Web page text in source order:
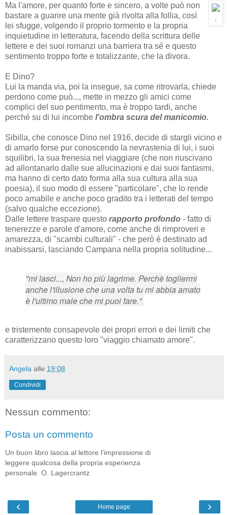
,
Ma l'amore, per quanto forte e sincero, a volte può non
bastare a guarire una mente già rivolta alla follia, così
lei sfugge, volgendo il proprio tormento e la propria
inquietudine in letteratura, facendo della scrittura delle
lettere e dei suoi romanzi una barriera tra sé e questo
sentimento troppo forte e totalizzante, che la divora.
E Dino?
Lui la manda via, poi la insegue, sa come ritrovarla, chiede
perdono come può..., mette in mezzo gli amici come
complici del suo pentimento, ma è troppo tardi, anche
perché su di lui incombe l'ombra scura del manicomio.
Sibilla, che conosce Dino nel 1916, decide di stargli vicino e
di amarlo forse pur conoscendo la nevrastenia di lui, i suoi
squilibri, la sua frenesia nel viaggiare (che non riuscivano
ad allontanarlo dalle sue allucinazioni e dai suoi fantasmi,
ma hanno di certo dato forma alla sua cultura alla sua
poesia), il suo modo di essere "particolare", che lo rende
poco amabile e anche poco gradito tra i letterati del tempo
(salvo qualche eccezione).
Dalle lettere traspare questo rapporto profondo - fatto di
tenerezze e parole d'amore, come anche di rimproveri e
amarezza, di "scambi culturali" - che però è destinato ad
inabissarsi, lasciando Campana nella propria solitudine...
"mi lasci..., Non ho più lagrime. Perchè togliermi
anche l'illusione che una volta tu mi abbia amato
è l'ultimo male che mi puoi fare."
e tristemente consapevole dei propri errori e dei limiti che
caratterizzano questo loro "viaggio chiamato amore".
Angela alle 19:08
Condividi
Nessun commento:
Posta un commento
Un buon libro lascia al lettore l'impressione di
leggere qualcosa della propria esperienza
personale. O. Lagercrantz
‹ ›
Home page